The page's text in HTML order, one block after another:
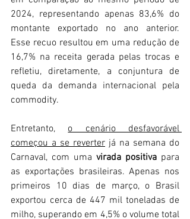
2024, representando apenas 83,6% do
montante exportado no ano anterior.
Esse recuo resultou em uma redução de
16,7% na receita gerada pelas trocas e
refletiu, diretamente, a conjuntura de
queda da demanda internacional pela
commodity.
Entretanto, o cenário desfavorável
começou a se reverter já na semana do
Carnaval, com uma virada positiva para
as exportações brasileiras. Apenas nos
primeiros 10 dias de março, o Brasil
exportou cerca de 447 mil toneladas de
milho, superando em 4,5% o volume total